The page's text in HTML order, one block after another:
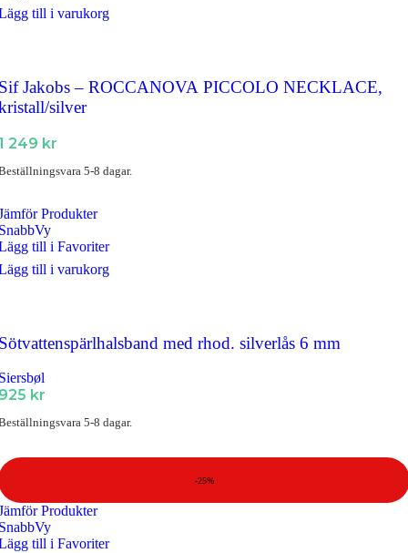
till i varukorg
Jakobs – ROCCANOVA PICCOLO NECKLACE,
silver
249 kr
5-8 dagar.
Produkter
till i Favoriter
till i varukorg
med rhod. silverlås 6 mm
kr
5-8 dagar.
-25%
Produkter
till i Favoriter